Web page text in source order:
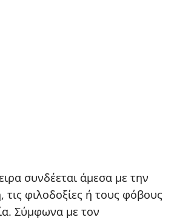
συνδέεται άμεσα με την
φιλοδοξίες ή τους φόβους
Σύμφωνα με τον